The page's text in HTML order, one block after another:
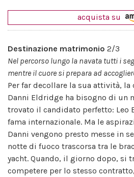
acquista su
Destinazione matrimonio 2/3
Nel percorso lungo la navata tutti i
mentre il cuore si prepara ad
Per far decollare la sua attività,
Danni Eldridge ha bisogno di un
trovato il candidato perfetto: Leo
fama internazionale. Ma le
Danni vengono presto messe in
notte di fuoco trascorsa tra le
yacht. Quando, il giorno dopo, si
competere per lo stesso